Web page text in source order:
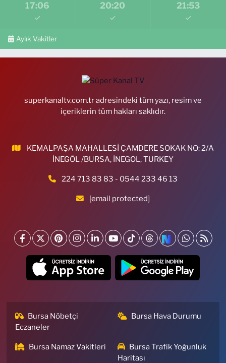
17:06 20:20 21:53
Aylık Vakitler
superkanaltv.com.tr adresindeki tüm yazı, resim ve
içeriklerin tüm hakları saklıdır.
KEMALPAŞA MAHALLESİ ÇAMDERE SOKAK NO: 2/A
İNEGÖL /BURSA, İNEGOL, TURKEY
224 713 83 83 - 0544 233 46 13
[email protected]
Bursa Nöbetçi
Eczaneler
Bursa Hava Durumu
Bursa Namaz Vakitleri
Bursa Trafik Yoğunluk
Haritası